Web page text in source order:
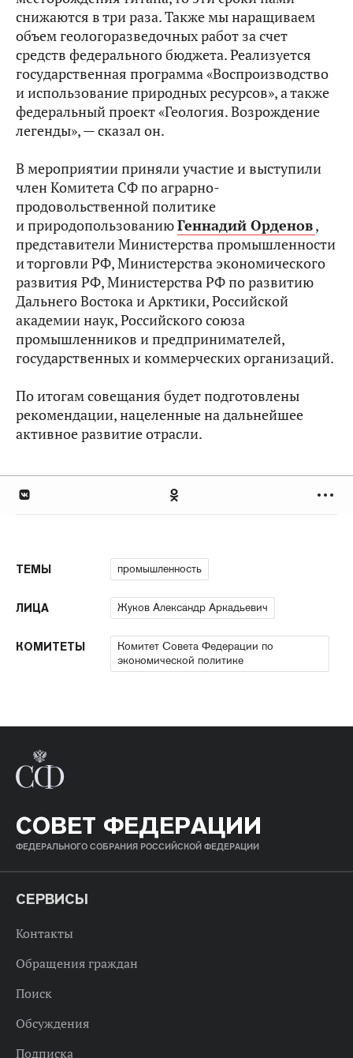
снижаются в три раза. Также мы наращиваем
объем геологоразведочных работ за счет
средств федерального бюджета. Реализуется
государственная программа «Воспроизводство
и использование природных ресурсов», а также
федеральный проект «Геология. Возрождение
легенды», — сказал он.
В мероприятии приняли участие и выступили
член Комитета СФ по аграрно-
продовольственной политике
и природопользованиюГеннадий Орденов,
представители Министерства промышленности
и торговли РФ, Министерства экономического
развития РФ, Министерства РФ по развитию
Дальнего Востока и Арктики, Российской
академии наук, Российского союза
промышленников и предпринимателей,
государственных и коммерческих организаций.
По итогам совещания будет подготовлены
рекомендации, нацеленные на дальнейшее
активное развитие отрасли.
ТЕМЫ промышленность
ЛИЦА Жуков Александр Аркадьевич
КОМИТЕТЫ
Комитет Совета Федерации по
экономической политике
СОВЕТ ФЕДЕРАЦИИ
ФЕДЕРАЛЬНОГО СОБРАНИЯ РОССИЙСКОЙ ФЕДЕРАЦИИ
СЕРВИСЫ
Контакты
Обращения граждан
Поиск
Обсуждения
Подписка